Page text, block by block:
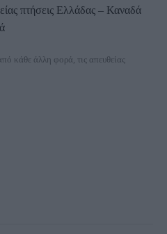
πτήσεις Ελλάδας – Καναδά
κάθε άλλη φορά, τις απευθείας